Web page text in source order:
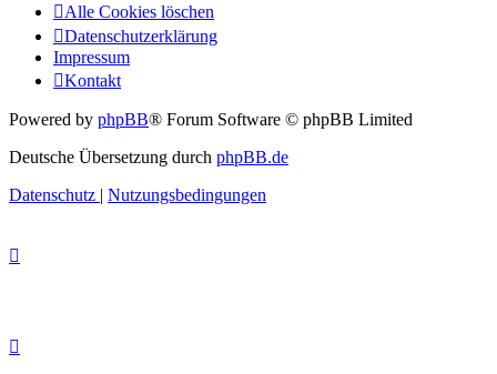
Alle Cookies löschen
Datenschutzerklärung
Impressum
Kontakt
Powered by phpBB® Forum Software © phpBB Limited
Deutsche Übersetzung durch phpBB.de
Datenschutz | Nutzungsbedingungen